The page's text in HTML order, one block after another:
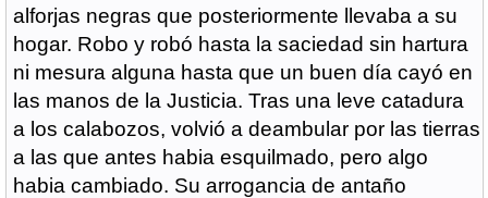
alforjas negras que posteriormente llevaba a su
hogar. Robo y robó hasta la saciedad sin hartura
ni mesura alguna hasta que un buen día cayó en
las manos de la Justicia. Tras una leve catadura
a los calabozos, volvió a deambular por las tierras
a las que antes habia esquilmado, pero algo
habia cambiado. Su arrogancia de antaño